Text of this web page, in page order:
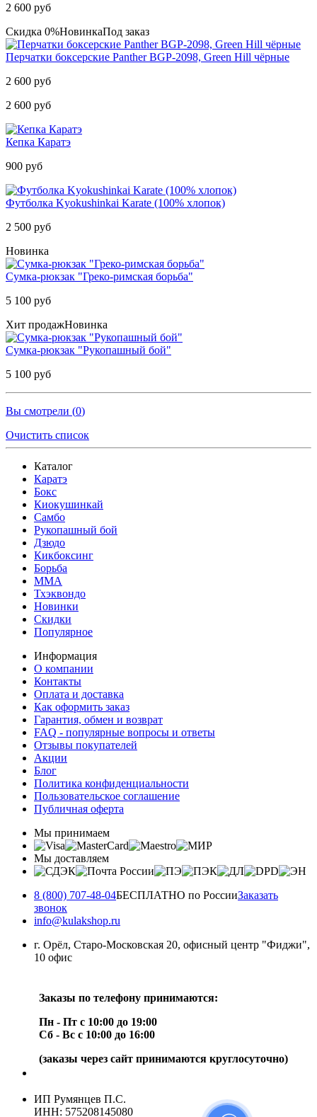
2 600 руб
Скидка 0%НовинкаПод заказ
Перчатки боксерские Panther BGP-2098, Green Hill чёрные
2 600 руб
2 600 руб
Кепка Каратэ
900 руб
Футболка Kyokushinkai Karate (100% хлопок)
2 500 руб
Новинка
Сумка-рюкзак "Греко-римская борьба"
5 100 руб
Хит продажНовинка
Сумка-рюкзак "Рукопашный бой"
5 100 руб
Вы смотрели (0)
Очистить список
Каталог
Каратэ
Бокс
Киокушинкай
Самбо
Рукопашный бой
Дзюдо
Кикбоксинг
Борьба
MMA
Тхэквондо
Новинки
Скидки
Популярное
Информация
О компании
Контакты
Оплата и доставка
Как оформить заказ
Гарантия, обмен и возврат
FAQ - популярные вопросы и ответы
Отзывы покупателей
Акции
Блог
Политика конфиденциальности
Пользовательское соглашение
Публичная оферта
Мы принимаем
Мы доставляем
8 (800) 707-48-04БЕСПЛАТНО по РоссииЗаказать
звонок
info@kulakshop.ru
г. Орёл, Старо-Московская 20, офисный центр "Фиджи",
10 офис
Заказы по телефону принимаются:
Пн - Пт с 10:00 до 19:00
Сб - Вс с 10:00 до 16:00
(заказы через сайт принимаются круглосуточно)
ИП Румянцев П.С.
ИНН: 575208145080